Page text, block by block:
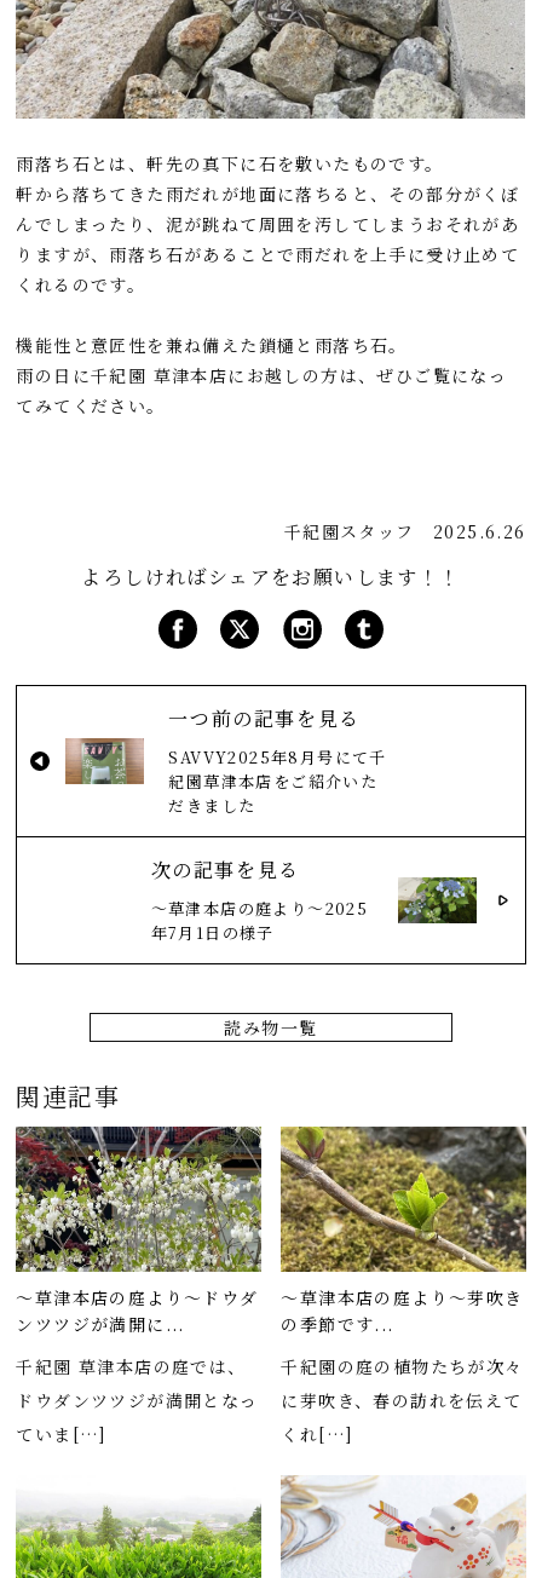
雨落ち石とは、軒先の真下に石を敷いたものです。
軒から落ちてきた雨だれが地面に落ちると、その部分がくぼ
んでしまったり、泥が跳ねて周囲を汚してしまうおそれがあ
りますが、雨落ち石があることで雨だれを上手に受け止めて
くれるのです。
機能性と意匠性を兼ね備えた鎖樋と雨落ち石。
雨の日に千紀園 草津本店にお越しの方は、ぜひご覧になっ
てみてください。
千紀園スタッフ 2025.6.26
よろしければシェアをお願いします！！
一つ前の記事を見る
SAVVY2025年8月号にて千
紀園草津本店をご紹介いた
だきました
次の記事を見る
～草津本店の庭より～2025
年7月1日の様子
読み物一覧
関連記事
～草津本店の庭より～ドウダ
ンツツジが満開に...
千紀園 草津本店の庭では、
ドウダンツツジが満開となっ
ていま[…]
～草津本店の庭より～芽吹き
の季節です...
千紀園の庭の植物たちが次々
に芽吹き、春の訪れを伝えて
くれ[…]